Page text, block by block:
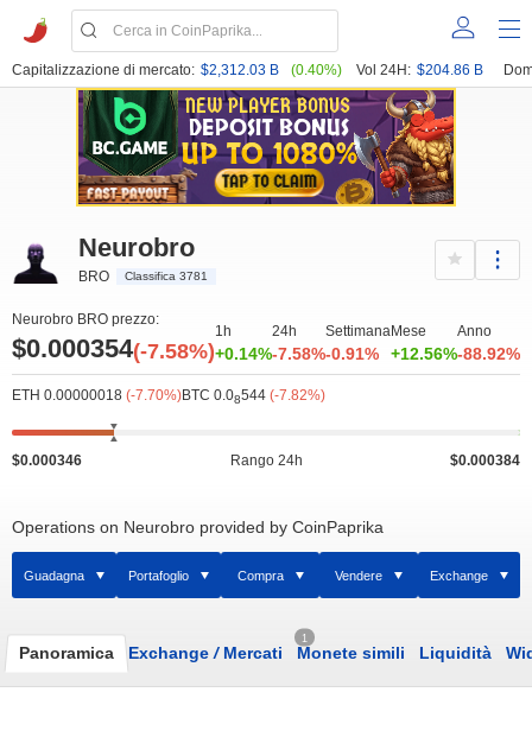
Capitalizzazione di mercato: $2,312.03 B (0.40%) Vol 24H: $204.86 B
Neurobro
BRO Classifica 3781
Neurobro BRO prezzo:
$0.000354(-7.58%)
1h
+0.14%
24h
-7.58%
Settimana
-0.91%
Mese
+12.56%
Anno
-88.92%
ETH 0.00000018 (-7.70%)BTC 0.08544 (-7.82%)
$0.000346 Rango 24h $0.000384
Operations on Neurobro provided by CoinPaprika
Guadagna Portafoglio Compra Vendere Exchange
Panoramica Exchange /Mercati
1
Monete simili Liquidità